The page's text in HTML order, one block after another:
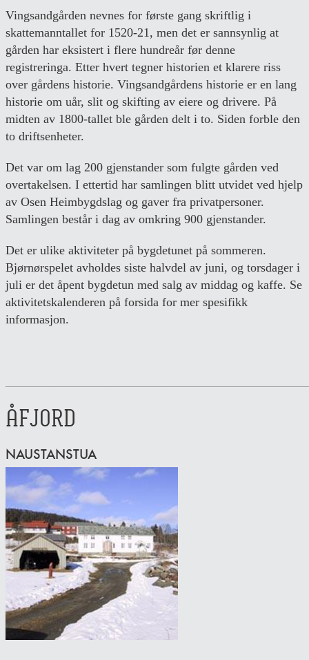
Vingsandgården nevnes for første gang skriftlig i
skattemanntallet for 1520-21, men det er sannsynlig at
gården har eksistert i flere hundreår før denne
registreringa. Etter hvert tegner historien et klarere riss
over gårdens historie. Vingsandgårdens historie er en lang
historie om uår, slit og skifting av eiere og drivere. På
midten av 1800-tallet ble gården delt i to. Siden forble den
to driftsenheter.
Det var om lag 200 gjenstander som fulgte gården ved
overtakelsen. I ettertid har samlingen blitt utvidet ved hjelp
av Osen Heimbygdslag og gaver fra privatpersoner.
Samlingen består i dag av omkring 900 gjenstander.
Det er ulike aktiviteter på bygdetunet på sommeren.
Bjørnørspelet avholdes siste halvdel av juni, og torsdager i
juli er det åpent bygdetun med salg av middag og kaffe. Se
aktivitetskalenderen på forsida for mer spesifikk
informasjon.
ÅFJORD
NAUSTANSTUA